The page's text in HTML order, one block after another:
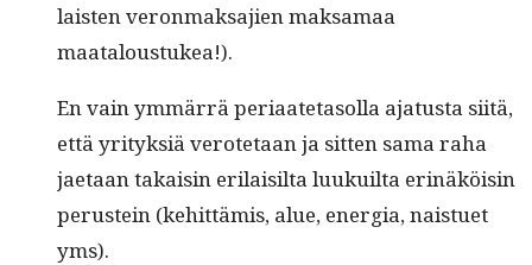
lais­ten veron­mak­sajien mak­samaa
maataloustukea!).
En vain ymmär­rä peri­aate­ta­sol­la aja­tus­ta siitä,
että yri­tyk­siä verote­taan ja sit­ten sama raha
jae­taan takaisin eri­laisil­ta luukuil­ta erinäköisin
perustein (kehit­tämis, alue, ener­gia, naistuet
yms).